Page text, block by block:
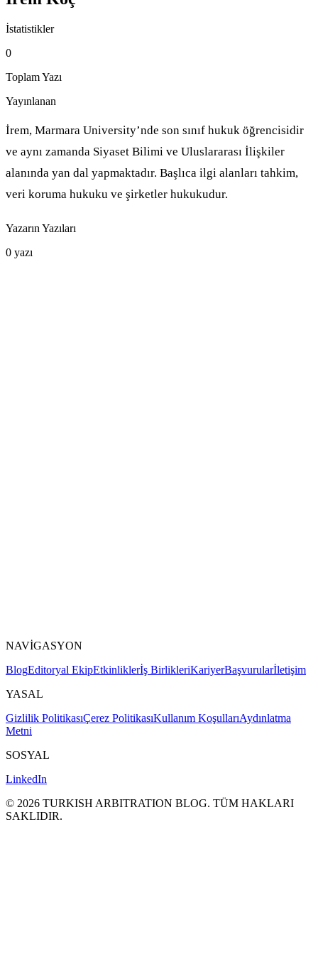
İstatistikler
0
Toplam Yazı
Yayınlanan
İrem, Marmara University’nde son sınıf hukuk öğrencisidir
ve aynı zamanda Siyaset Bilimi ve Uluslararası İlişkiler
alanında yan dal yapmaktadır. Başlıca ilgi alanları tahkim,
veri koruma hukuku ve şirketler hukukudur.
Yazarın Yazıları
0 yazı
NAVİGASYON
BlogEditoryal EkipEtkinliklerİş BirlikleriKariyerBaşvurularİletişim
YASAL
Gizlilik PolitikasıÇerez PolitikasıKullanım KoşullarıAydınlatma
Metni
SOSYAL
LinkedIn
© 2026 TURKISH ARBITRATION BLOG. TÜM HAKLARI
SAKLΙDIR.